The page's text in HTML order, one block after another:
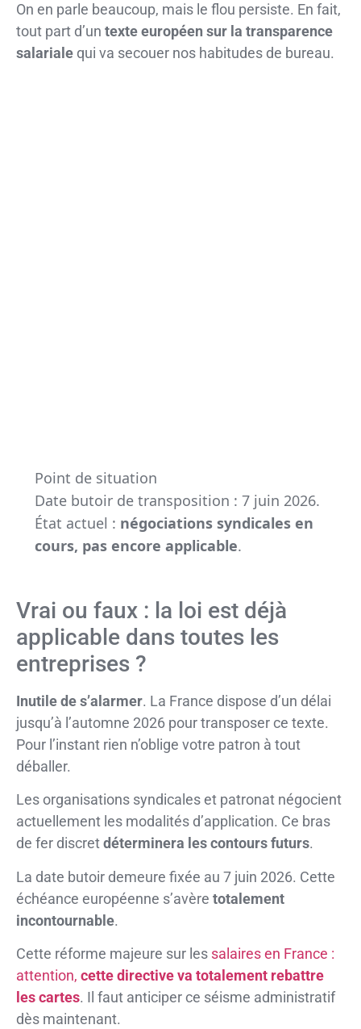
On en parle beaucoup, mais le flou persiste. En fait,
tout part d’un texte européen sur la transparence
salariale qui va secouer nos habitudes de bureau.
Point de situation
Date butoir de transposition : 7 juin 2026.
État actuel : négociations syndicales en
cours, pas encore applicable.
Vrai ou faux : la loi est déjà
applicable dans toutes les
entreprises ?
Inutile de s’alarmer. La France dispose d’un délai
jusqu’à l’automne 2026 pour transposer ce texte.
Pour l’instant rien n’oblige votre patron à tout
déballer.
Les organisations syndicales et patronat négocient
actuellement les modalités d’application. Ce bras
de fer discretdéterminera les contours futurs.
La date butoir demeure fixée au 7 juin 2026. Cette
échéance européenne s’avère totalement
incontournable.
Cette réforme majeure sur les salaires en France :
attention, cette directive va totalement rebattre
les cartes. Il faut anticiper ce séisme administratif
dès maintenant.